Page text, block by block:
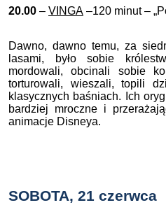
20.00 – VINGA –120 minut –
Dawno, dawno temu, za
lasami, było sobie
mordowali, obcinali sobie
torturowali, wieszali, topili
klasycznych baśniach. Ich
bardziej mroczne i
animacje Disneya.
SOBOTA, 21 czerwca